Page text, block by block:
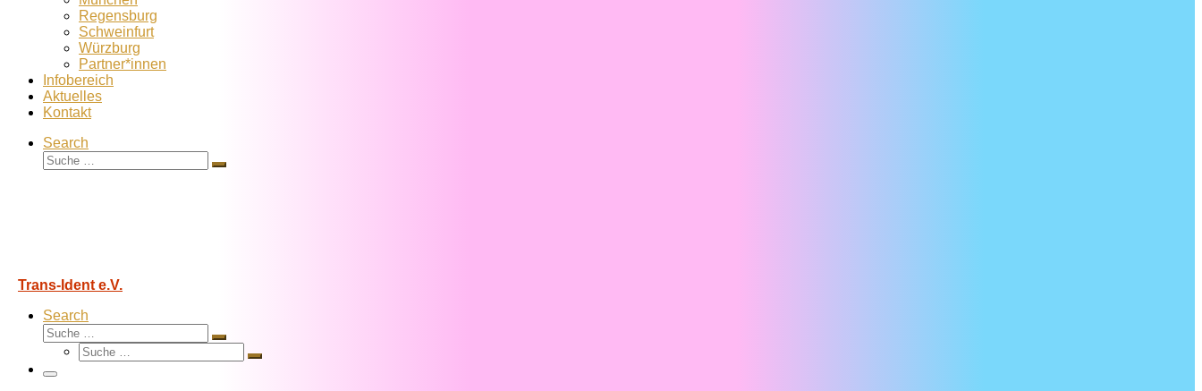
Regensburg
Schweinfurt
Würzburg
Partner*innen
Infobereich
Aktuelles
Kontakt
Search
Suche
Suche
Trans-Ident e.V.
Search
Suche
Suche
Suche
Suche
Menü